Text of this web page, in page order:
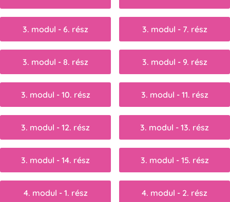
3. modul - 6. rész 3. modul - 7. rész
3. modul - 8. rész 3. modul - 9. rész
3. modul - 10. rész 3. modul - 11. rész
3. modul - 12. rész 3. modul - 13. rész
3. modul - 14. rész 3. modul - 15. rész
4. modul - 1. rész 4. modul - 2. rész